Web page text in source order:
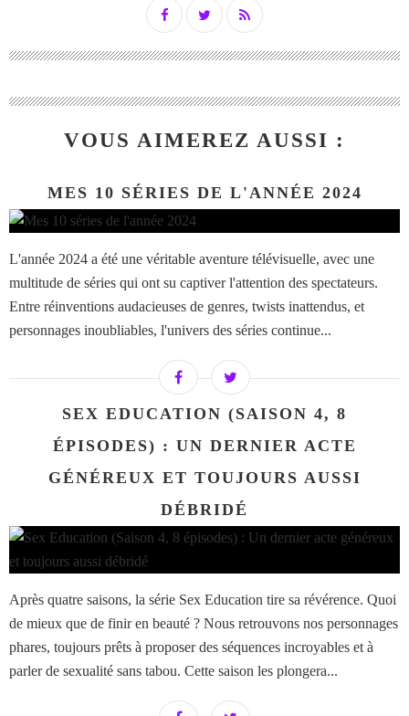
VOUS AIMEREZ AUSSI :
MES 10 SÉRIES DE L'ANNÉE 2024
L'année 2024 a été une véritable aventure télévisuelle, avec une
multitude de séries qui ont su captiver l'attention des spectateurs.
Entre réinventions audacieuses de genres, twists inattendus, et
personnages inoubliables, l'univers des séries continue...
SEX EDUCATION (SAISON 4, 8
ÉPISODES) : UN DERNIER ACTE
GÉNÉREUX ET TOUJOURS AUSSI
DÉBRIDÉ
Après quatre saisons, la série Sex Education tire sa révérence. Quoi
de mieux que de finir en beauté ? Nous retrouvons nos personnages
phares, toujours prêts à proposer des séquences incroyables et à
parler de sexualité sans tabou. Cette saison les plongera...